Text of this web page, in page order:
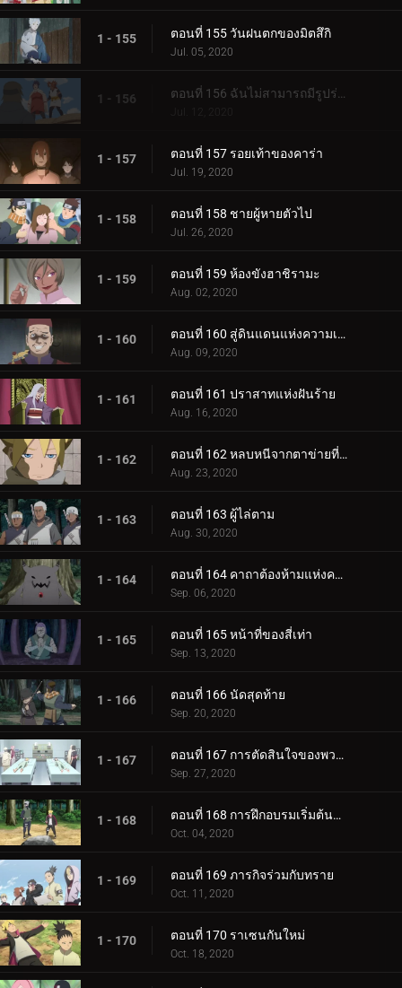
1 - 155 ตอนที่ 155 วันฝนตกของมิตสึกิ
Jul. 05, 2020
1 - 156
Jul. 12, 2020
1 - 157 ตอนที่ 157 รอยเท้าของคาร่า
Jul. 19, 2020
1 - 158 ตอนที่ 158 ชายผู้หายตัวไป
Jul. 26, 2020
1 - 159 ตอนที่ 159 ห้องขังฮาชิรามะ
Aug. 02, 2020
1 - 160 ตอนที่ 160 สู่ดินแดนแห่งความเงียบงัน
Aug. 09, 2020
1 - 161 ตอนที่ 161 ปราสาทแห่งฝันร้าย
Aug. 16, 2020
1 - 162 ตอนที่ 162 หลบหนีจากตาข่ายที่กระชับ
Aug. 23, 2020
1 - 163 ตอนที่ 163 ผู้ไล่ตาม
Aug. 30, 2020
1 - 164 ตอนที่ 164 คาถาต้องห้ามแห่งความตาย
Sep. 06, 2020
1 - 165 ตอนที่ 165 หน้าที่ของสี่เท่า
Sep. 13, 2020
1 - 166 ตอนที่ 166 นัดสุดท้าย
Sep. 20, 2020
1 - 167 ตอนที่ 167 การตัดสินใจของพวกเขา
Sep. 27, 2020
1 - 168 ตอนที่ 168 การฝึกอบรมเริ่มต้นขึ้น!
Oct. 04, 2020
1 - 169 ตอนที่ 169 ภารกิจร่วมกับทราย
Oct. 11, 2020
1 - 170 ตอนที่ 170 ราเซนกันใหม่
Oct. 18, 2020